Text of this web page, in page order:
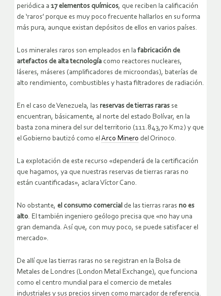
periódica a 17 elementos químicos, que reciben la calificación
de ‘raros’ porque es muy poco frecuente hallarlos en su forma
más pura, aunque existan depósitos de ellos en varios países.
Los minerales raros son empleados en lafabricación de
artefactos de alta tecnología como reactores nucleares,
láseres, máseres (amplificadores de microondas), baterías de
alto rendimiento, combustibles y hasta filtradores de radiación.
En el caso de Venezuela, las reservas de tierras raras se
encuentran, básicamente, al norte del estado Bolívar, en la
basta zona minera del sur del territorio (111.843,70 Km2) y que
el Gobierno bautizó como el Arco Minero del Orinoco.
La explotación de este recurso «dependerá de la certificación
que hagamos, ya que nuestras reservas de tierras raras no
están cuantificadas», aclara Víctor Cano.
No obstante, el consumo comercial de las tierras raras no es
alto. El también ingeniero geólogo precisa que «no hay una
gran demanda. Así que, con muy poco, se puede satisfacer el
mercado».
De allí que las tierras raras no se registran en la Bolsa de
Metales de Londres (London Metal Exchange), que funciona
como el centro mundial para el comercio de metales
industriales y sus precios sirven como marcador de referencia.